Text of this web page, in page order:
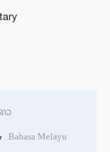
າວ
Bahasa Melayu